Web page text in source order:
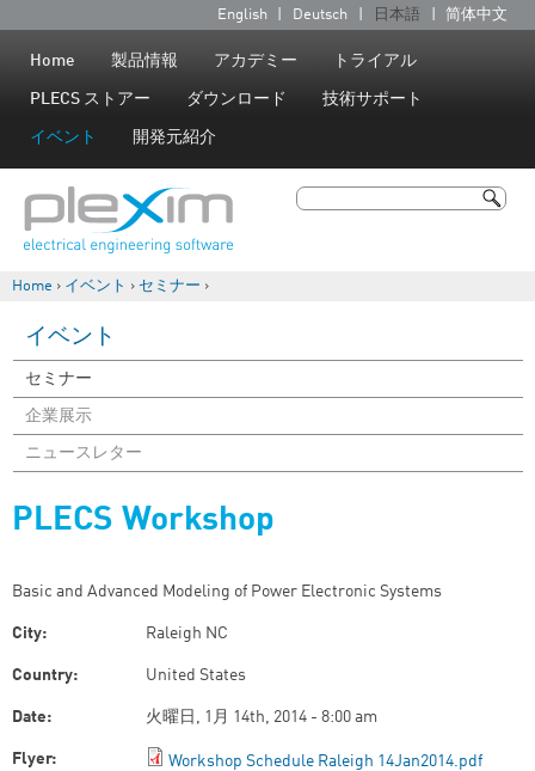
Jump to navigation
言
語
English Deutsch 日本語 简体中文
Home 製品情報 アカデミー トライアル
PLECS ストアー ダウンロード 技術サポート
イベント 開発元紹介
検索
Home › イベント › セミナー ›
イベント
セミナー
企業展示
ニュースレター
PLECS Workshop
Basic and Advanced Modeling of Power Electronic Systems
City: Raleigh NC
Country: United States
Date: 火曜日, 1月 14th, 2014 - 8:00 am
Flyer: Workshop Schedule Raleigh 14Jan2014.pdf